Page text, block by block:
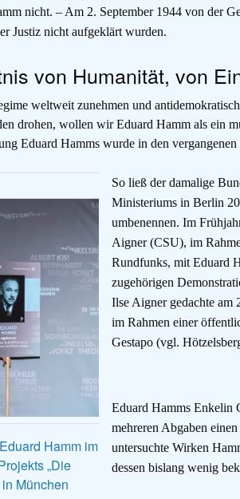
nicht. – Am 2. September 1944 von der
Justiz nicht aufgeklärt wurden.
von Humanität, von
weltweit zunehmen und
drohen, wollen wir Eduard Hamm als ein
Eduard Hamms wurde in den
Hamm im
„Die
München
So ließ der damalige
Ministeriums in Berlin
umbenennen. Im
Aigner (CSU), im
Rundfunks, mit Eduard
zugehörigen
Ilse Aigner gedachte am
im Rahmen einer
Gestapo (vgl.
Eduard Hamms Enkelin
mehreren Abgaben
untersuchte Wirken
dessen bislang wenig